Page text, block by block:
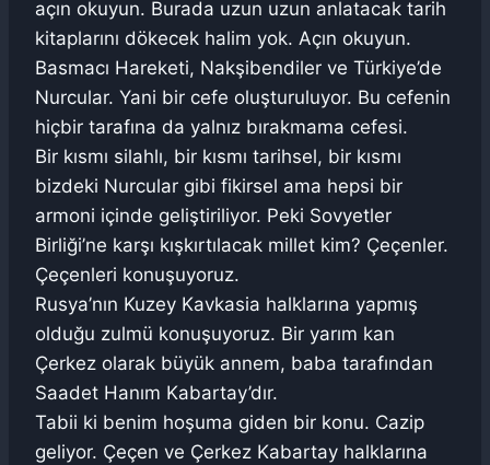
açın okuyun. Burada uzun uzun anlatacak tarih
kitaplarını dökecek halim yok. Açın okuyun.
Basmacı Hareketi, Nakşibendiler ve Türkiye’de
Nurcular. Yani bir cefe oluşturuluyor. Bu cefenin
hiçbir tarafına da yalnız bırakmama cefesi.
Bir kısmı silahlı, bir kısmı tarihsel, bir kısmı
bizdeki Nurcular gibi fikirsel ama hepsi bir
armoni içinde geliştiriliyor. Peki Sovyetler
Birliği’ne karşı kışkırtılacak millet kim? Çeçenler.
Çeçenleri konuşuyoruz.
Rusya’nın Kuzey Kavkasia halklarına yapmış
olduğu zulmü konuşuyoruz. Bir yarım kan
Çerkez olarak büyük annem, baba tarafından
Saadet Hanım Kabartay’dır.
Tabii ki benim hoşuma giden bir konu. Cazip
geliyor. Çeçen ve Çerkez Kabartay halklarına